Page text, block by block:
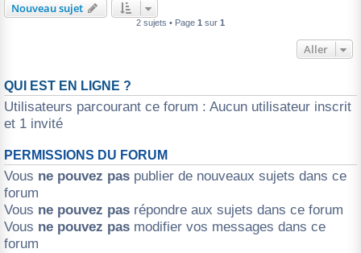
Nouveau sujet
2 sujets • Page 1 sur 1
Aller
QUI EST EN LIGNE ?
Utilisateurs parcourant ce forum : Aucun utilisateur inscrit
et 1 invité
PERMISSIONS DU FORUM
Vous ne pouvez pas publier de nouveaux sujets dans ce
forum
Vous ne pouvez pas répondre aux sujets dans ce forum
Vous ne pouvez pas modifier vos messages dans ce
forum